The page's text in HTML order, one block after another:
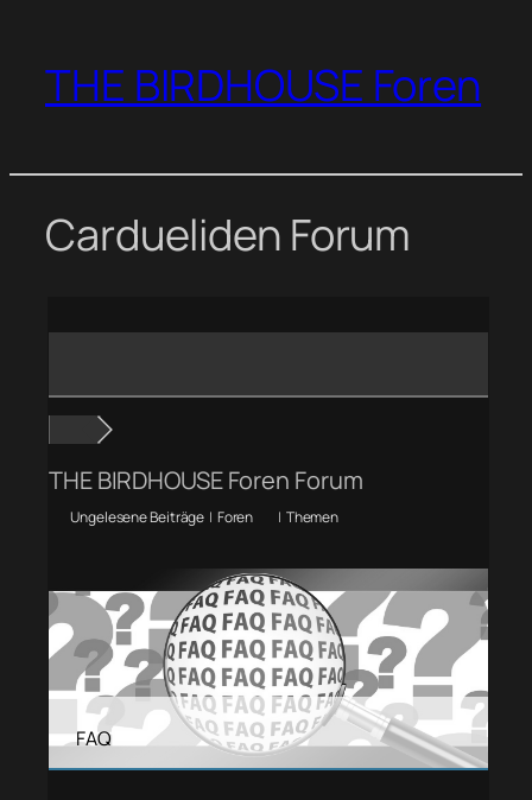
springen
THE BIRDHOUSE Foren
Cardueliden Forum
THE BIRDHOUSE Foren Forum
Ungelesene Beiträge | Foren | Themen
FAQ